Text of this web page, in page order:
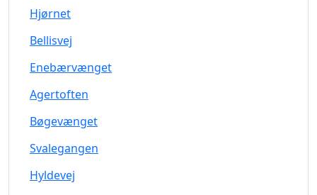
Hjørnet
Bellisvej
Enebærvænget
Agertoften
Bøgevænget
Svalegangen
Hyldevej